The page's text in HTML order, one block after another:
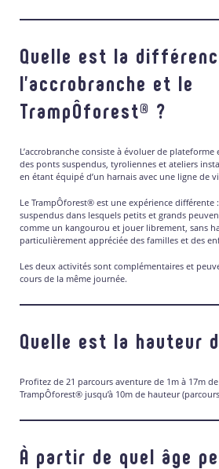
Quelle est la
l’accrobranche et le
TrampÔforest® ?
L’accrobranche consiste à évoluer de
des ponts suspendus, tyroliennes et ateliers
en étant équipé d’un harnais avec une ligne de
Le TrampÔforest® est une expérience différente
suspendus dans lesquels petits et grands
comme un kangourou et jouer librement, sans
particulièrement appréciée des familles et des
Les deux activités sont complémentaires et
cours de la même journée.
Quelle est la hauteur
Profitez de 21 parcours aventure de 1m à 17m
TrampÔforest® jusqu’à 10m de hauteur
À partir de quel âge